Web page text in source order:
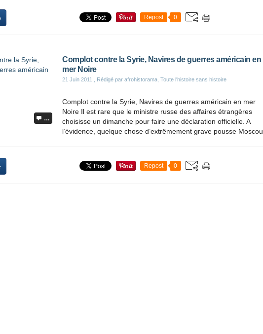
Repost 0
…
Complot contre la Syrie, Navires de guerres américain en
mer Noire
21 Juin 2011 , Rédigé par afrohistorama, Toute l'histoire sans histoire
Complot contre la Syrie, Navires de guerres américain en mer
Noire Il est rare que le ministre russe des affaires étrangères
choisisse un dimanche pour faire une déclaration officielle. A
l’évidence, quelque chose d’extrêmement grave pousse Moscou
Repost 0